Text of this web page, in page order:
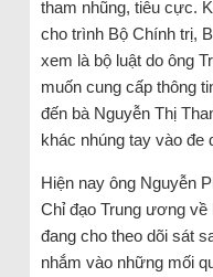
tham nhũng, tiêu cực.
cho trình Bộ Chính trị,
xem là bộ luật do ông
muốn cung cấp thông
đến bà Nguyễn Thị
khác nhúng tay vào đe
Hiện nay ông Nguyễn
Chỉ đạo Trung ương về
đang cho theo dõi sát
nhắm vào những mối